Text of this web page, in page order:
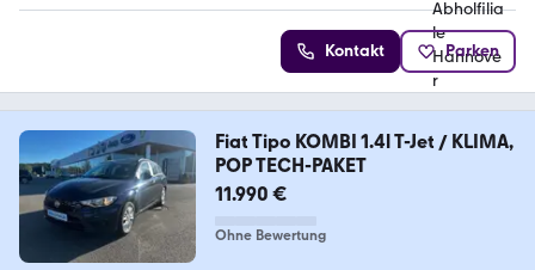
Kontakt Parken
Fiat Tipo KOMBI 1.4l T-Jet / KLIMA,
POP TECH-PAKET
11.990 €
Ohne Bewertung